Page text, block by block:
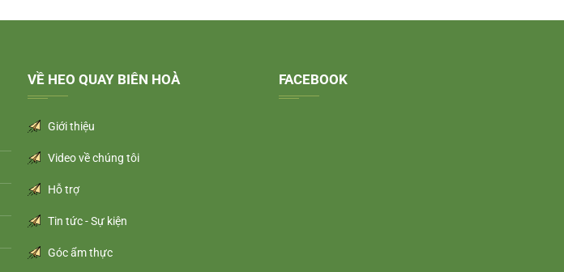
VỀ HEO QUAY BIÊN HOÀ
Giới thiệu
Video về chúng tôi
Hỗ trợ
Tin tức - Sự kiện
Góc ẩm thực
FACEBOOK